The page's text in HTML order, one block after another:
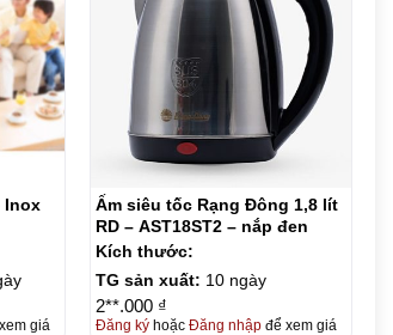
Inox
giá
Ấm siêu tốc Rạng Đông 1,8 lít
RD – AST18ST2 – nắp đen
Kích thước:
TG sản xuất: 10 ngày
2**.000 ₫
Đăng kýhoặc Đăng nhậpđể xem giá